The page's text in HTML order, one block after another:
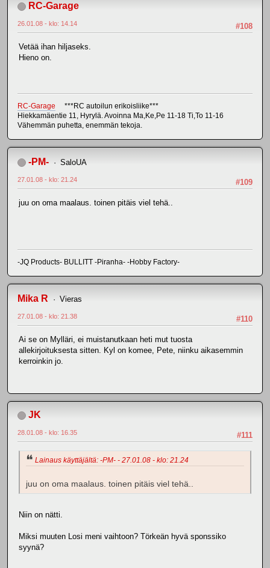
RC-Garage
#108
26.01.08 - klo: 14.14
Vetää ihan hiljaseks.
Hieno on.
RC-Garage ***RC autoilun erikoisliike***
Hiekkamäentie 11, Hyrylä. Avoinna Ma,Ke,Pe 11-18 Ti,To 11-16
Vähemmän puhetta, enemmän tekoja.
-PM- SaloUA
#109
27.01.08 - klo: 21.24
juu on oma maalaus. toinen pitäis viel tehä..
-JQ Products- BULLITT -Piranha- -Hobby Factory-
Mika R Vieras
#110
27.01.08 - klo: 21.38
Ai se on Mylläri, ei muistanutkaan heti mut tuosta
allekirjoituksesta sitten. Kyl on komee, Pete, niinku aikasemmin
kerroinkin jo.
JK
#111
28.01.08 - klo: 16.35
Lainaus käyttäjältä: -PM- - 27.01.08 - klo: 21.24
juu on oma maalaus. toinen pitäis viel tehä..
Niin on nätti.
Miksi muuten Losi meni vaihtoon? Törkeän hyvä sponssiko
syynä?